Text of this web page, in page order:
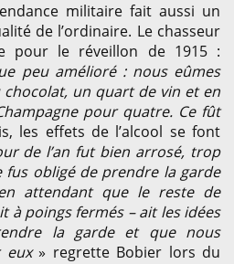
militaire fait aussi un
de l’ordinaire. Le chasseur
pour le réveillon de 1915 :
peu amélioré : nous eûmes
un quart de vin et en
pour quatre. Ce fût
les effets de l’alcool se font
de l’an fut bien arrosé, trop
fus obligé de prendre la garde
attendant que le reste de
à poings fermés – ait les idées
la garde et que nous
eux» regrette Bobier lors du